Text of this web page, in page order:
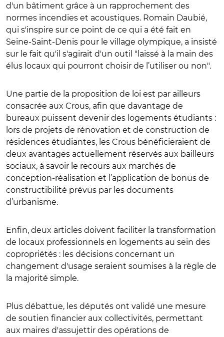
d'un bâtiment grâce à un rapprochement des
normes incendies et acoustiques. Romain Daubié,
qui s'inspire sur ce point de ce qui a été fait en
Seine-Saint-Denis pour le village olympique, a insisté
sur le fait qu'il s'agirait d'un outil "laissé à la main des
élus locaux qui pourront choisir de l’utiliser ou non".
Une partie de la proposition de loi est par ailleurs
consacrée aux Crous, afin que davantage de
bureaux puissent devenir des logements étudiants :
lors de projets de rénovation et de construction de
résidences étudiantes, les Crous bénéficieraient de
deux avantages actuellement réservés aux bailleurs
sociaux, à savoir le recours aux marchés de
conception-réalisation et l’application de bonus de
constructibilité prévus par les documents
d’urbanisme.
Enfin, deux articles doivent faciliter la transformation
de locaux professionnels en logements au sein des
copropriétés : les décisions concernant un
changement d'usage seraient soumises à la règle de
la majorité simple.
Plus débattue, les députés ont validé une mesure
de soutien financier aux collectivités, permettant
aux maires d'assujettir des opérations de